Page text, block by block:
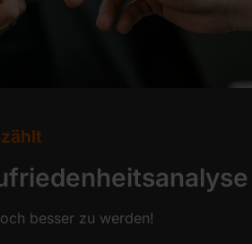
besser zu werden!